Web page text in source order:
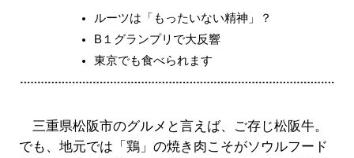
ルーツは「もったいない精神」？
B１グランプリで大反響
東京でも食べられます
三重県松阪市のグルメと言えば、ご存じ松阪牛。
でも、地元では「鶏」の焼き肉こそがソウルフード